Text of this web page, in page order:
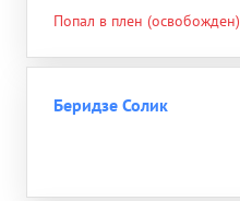
Попал в плен (освобожден)
Беридзе Солик